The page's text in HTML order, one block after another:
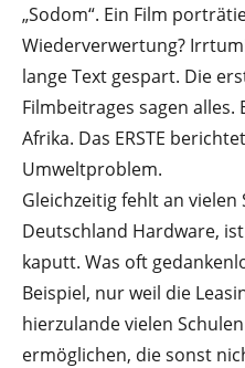
„Sodom“. Ein Film
Wiederverwertung?
lange Text gespart. Die
Filmbeitrages sagen
Afrika. Das ERSTE
Umweltproblem.
Gleichzeitig fehlt an vielen
Deutschland Hardware,
kaputt. Was oft
Beispiel, nur weil die
hierzulande vielen
ermöglichen, die sonst